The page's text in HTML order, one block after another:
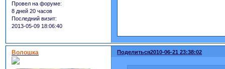
Провел на форуме:
8 дней 20 часов
Последний визит:
2013-05-09 18:06:40
Поделиться2010-06-21 23:38:02
Волошка